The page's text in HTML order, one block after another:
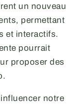
un nouveau
permettant
et interactifs.
pourrait
proposer des
notre